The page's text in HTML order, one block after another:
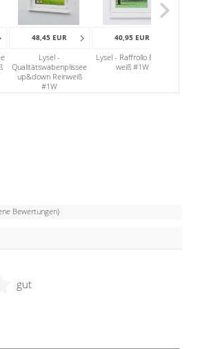
48,45 EUR
Lysel -
Qualitätswabenplissee
up&down Reinweiß
#1W
40,95 EUR
Lysel - Raffrollo Emille
weiß #1W
Bewertungen)
gut